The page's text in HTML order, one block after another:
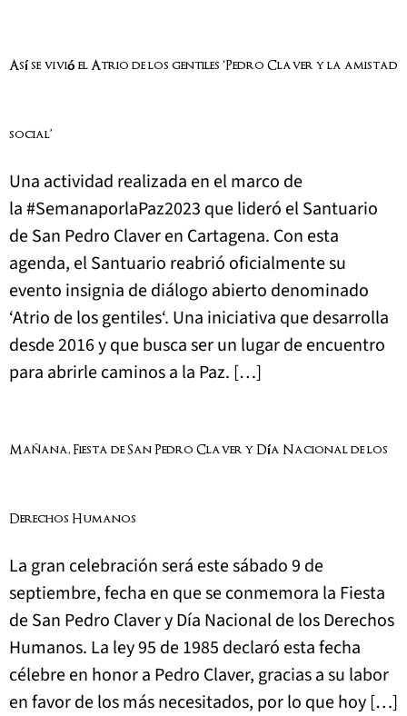
Así se vivió el Atrio de los gentiles ‘Pedro Claver y la amistad
social’
Una actividad realizada en el marco de
la #SemanaporlaPaz2023 que lideró el Santuario
de San Pedro Claver en Cartagena. Con esta
agenda, el Santuario reabrió oficialmente su
evento insignia de diálogo abierto denominado
‘Atrio de los gentiles‘. Una iniciativa que desarrolla
desde 2016 y que busca ser un lugar de encuentro
para abrirle caminos a la Paz. […]
Mañana, Fiesta de San Pedro Claver y Día Nacional de los
Derechos Humanos
La gran celebración será este sábado 9 de
septiembre, fecha en que se conmemora la Fiesta
de San Pedro Claver y Día Nacional de los Derechos
Humanos. La ley 95 de 1985 declaró esta fecha
célebre en honor a Pedro Claver, gracias a su labor
en favor de los más necesitados, por lo que hoy […]